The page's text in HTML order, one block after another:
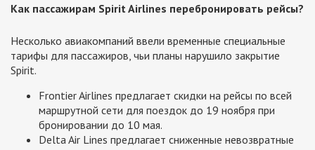
Как пассажирам Spirit Airlines перебронировать рейсы?
Несколько авиакомпаний ввели временные специальные
тарифы для пассажиров, чьи планы нарушило закрытие
Spirit.
Frontier Airlines предлагает скидки на рейсы по всей
маршрутной сети для поездок до 19 ноября при
бронировании до 10 мая.
Delta Air Lines предлагает сниженные невозвратные